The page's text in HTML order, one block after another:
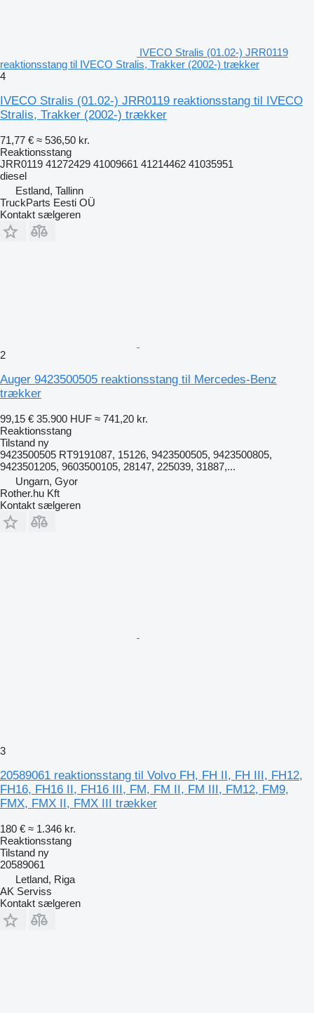
IVECO Stralis (01.02-) JRR0119
reaktionsstang til IVECO Stralis, Trakker (2002-) trækker
4
IVECO Stralis (01.02-) JRR0119 reaktionsstang til IVECO
Stralis, Trakker (2002-) trækker
71,77 € ≈ 536,50 kr.
Reaktionsstang
JRR0119 41272429 41009661 41214462 41035951
diesel
Estland, Tallinn
TruckParts Eesti OÜ
Kontakt sælgeren
2
Auger 9423500505 reaktionsstang til Mercedes-Benz
trækker
99,15 € 35.900 HUF ≈ 741,20 kr.
Reaktionsstang
Tilstand ny
9423500505 RT9191087, 15126, 9423500505, 9423500805,
9423501205, 9603500105, 28147, 225039, 31887,...
Ungarn, Gyor
Rother.hu Kft
Kontakt sælgeren
3
20589061 reaktionsstang til Volvo FH, FH II, FH III, FH12,
FH16, FH16 II, FH16 III, FM, FM II, FM III, FM12, FM9,
FMX, FMX II, FMX III trækker
180 € ≈ 1.346 kr.
Reaktionsstang
Tilstand ny
20589061
Letland, Riga
AK Serviss
Kontakt sælgeren